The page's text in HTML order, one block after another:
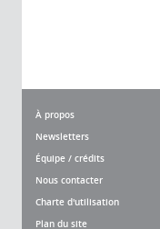
À propos
Newsletters
Équipe / crédits
Nous contacter
Charte d'utilisation
Plan du site